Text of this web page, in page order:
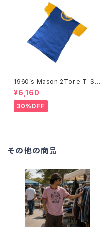
1960’s Mason 2Tone T-Shi
rts -1960年代 メイソン 2トー
ンTシャツ-
¥6,160
30%OFF
その他の商品